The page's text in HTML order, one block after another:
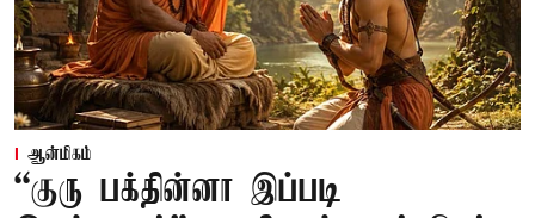
ஆன்மிகம்
“குரு பக்தின்னா இப்படி